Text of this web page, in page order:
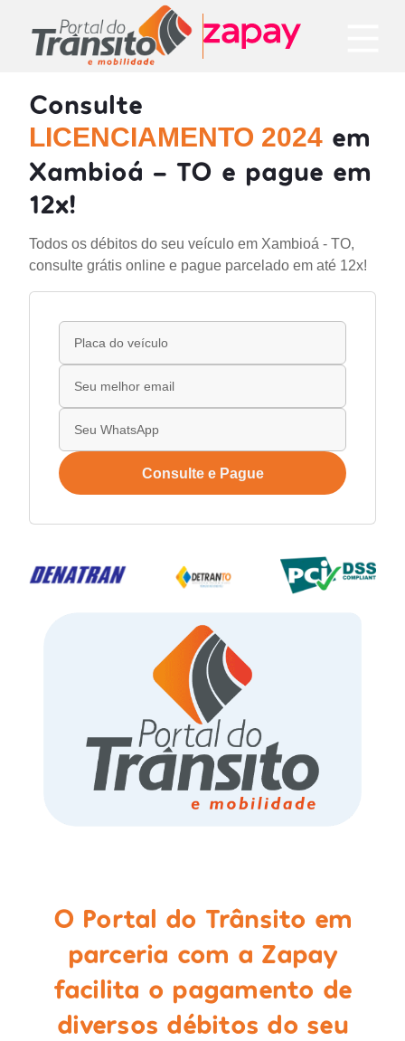
Consulte
LICENCIAMENTO 2024 em
Xambioá - TO e pague em
12x!
Todos os débitos do seu veículo em Xambioá - TO,
consulte grátis online e pague parcelado em até 12x!
Consulte e Pague
O Portal do Trânsito em
parceria com a Zapay
facilita o pagamento de
diversos débitos do seu